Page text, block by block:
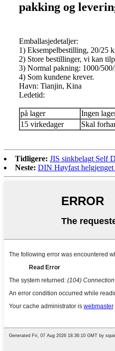
pakking og
Emballasjedetaljer:
1) Eksempelbestilling, 20/25
2) Store bestillinger, vi kan
3) Normal pakning: 1000/
4) Som kundene krever.
Havn: Tianjin, Kina
Ledetid:
på lager
Ingen
15 virkedager
Skal
Tidligere: JIS sinkbelagt Self
Neste: DIN Høyfast helgjenget